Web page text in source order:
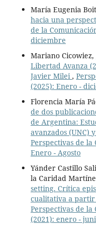
María Eugenia
hacia una
de la
diciembre
Mariano Cicowiez,
Libertad Avanza
Javier Milei,
(2025): Enero -
Florencia María
de dos
de Argentina:
avanzados (UNC)
Perspectivas de la
Enero - Agosto
Yánder Castillo
la Caridad
setting. Crítica
cualitativa a partir
Perspectivas de la
(2021): enero -